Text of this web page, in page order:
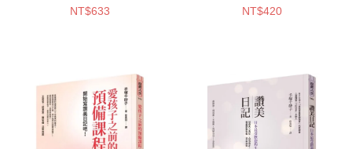
NT$633
NT$420